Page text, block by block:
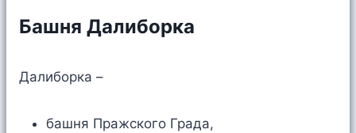
Башня Далиборка
Далиборка –
башня Пражского Града,